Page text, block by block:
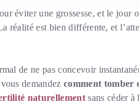
éviter une grossesse, et le jour
réalité est bien différente, et
de ne pas concevoir
demandezcomment tomber
naturellement sans céder à